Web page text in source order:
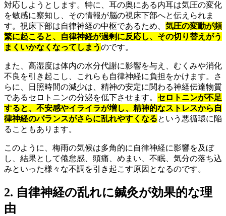
対応しようとします。特に、耳の奥にある内耳は気圧の変化
を敏感に察知し、その情報が脳の視床下部へと伝えられま
す。視床下部は自律神経の中枢であるため、 気圧の変動が頻
繁に起こると、自律神経が過剰に反応し、その切り替えがう
まくいかなくなってしまうのです。
また、高湿度は体内の水分代謝に影響を与え、むくみや消化
不良を引き起こし、これらも自律神経に負担をかけます。さ
らに、日照時間の減少は、精神の安定に関わる神経伝達物質
であるセロトニンの分泌を低下させます。 セロトニンが不足
すると、不安感やイライラが増し、精神的なストレスから自
律神経のバランスがさらに乱れやすくなるという悪循環に陥
ることもあります。
このように、梅雨の気候は多角的に自律神経に影響を及ぼ
し、結果として倦怠感、頭痛、めまい、不眠、気分の落ち込
みといった様々な不調を引き起こす原因となるのです。
2. 自律神経の乱れに鍼灸が効果的な理
由